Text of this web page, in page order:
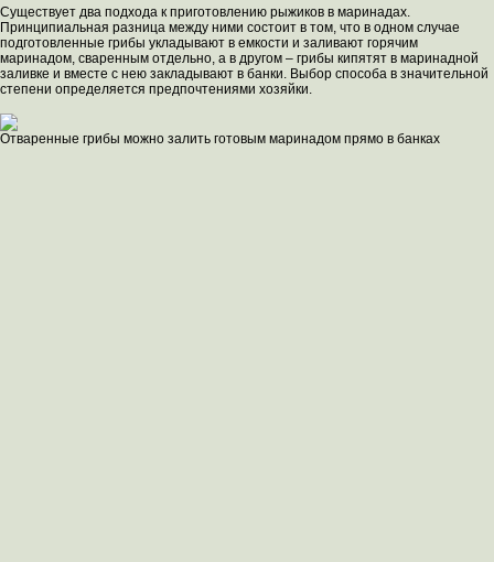
Существует два подхода к приготовлению рыжиков в маринадах.
Принципиальная разница между ними состоит в том, что в одном случае
подготовленные грибы укладывают в емкости и заливают горячим
маринадом, сваренным отдельно, а в другом – грибы кипятят в маринадной
заливке и вместе с нею закладывают в банки. Выбор способа в значительной
степени определяется предпочтениями хозяйки.
Отваренные грибы можно залить готовым маринадом прямо в банках